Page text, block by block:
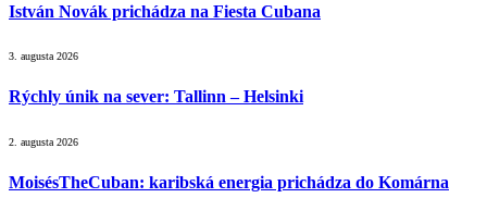
István Novák prichádza na Fiesta Cubana
3. augusta 2026
Rýchly únik na sever: Tallinn – Helsinki
2. augusta 2026
MoisésTheCuban: karibská energia prichádza do Komárna